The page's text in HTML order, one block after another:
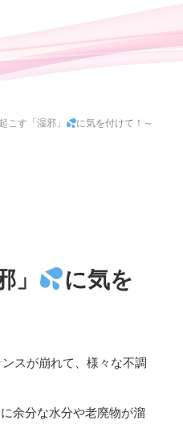
こす「湿邪」 に気を付けて！～
」
に気を
スが崩れて、様々な不調
余分な水分や老廃物が溜